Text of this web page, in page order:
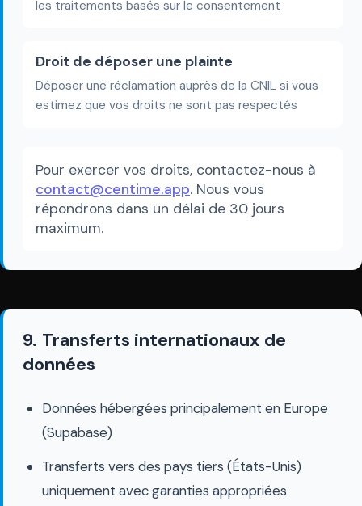
les traitements basés sur le consentement
Droit de déposer une plainte
Déposer une réclamation auprès de la CNIL si vous
estimez que vos droits ne sont pas respectés
Pour exercer vos droits, contactez-nous à
contact@centime.app. Nous vous
répondrons dans un délai de 30 jours
maximum.
9. Transferts internationaux de
données
Données hébergées principalement en Europe
(Supabase)
Transferts vers des pays tiers (États-Unis)
uniquement avec garanties appropriées